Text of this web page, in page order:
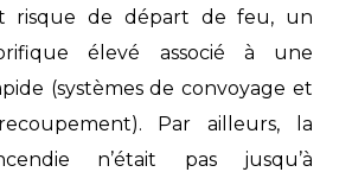
risque de départ de feu, un
élevé associé à une
(systèmes de convoyage et
Par ailleurs, la
n’était pas jusqu’à